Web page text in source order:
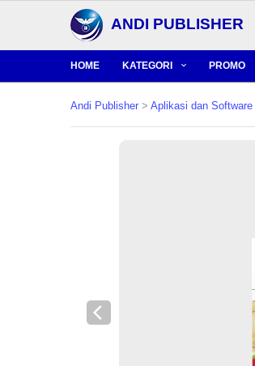
ANDI PUBLISHER
HOME KATEGORI PROMO
Andi Publisher > Aplikasi dan Software